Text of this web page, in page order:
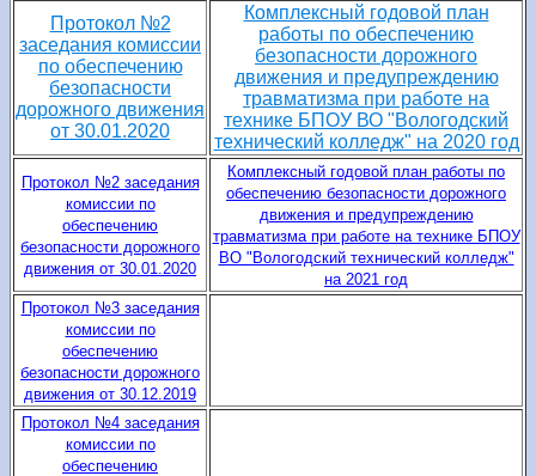
Протокол №2
заседания комиссии
по обеспечению
безопасности
дорожного движения
от 30.01.2020
Комплексный годовой план
работы по обеспечению
безопасности дорожного
движения и предупреждению
травматизма при работе на
технике БПОУ ВО "Вологодский
технический колледж" на 2020 год
Протокол №2 заседания
комиссии по
обеспечению
безопасности дорожного
движения от 30.01.2020
Комплексный годовой план работы по
обеспечению безопасности дорожного
движения и предупреждению
травматизма при работе на технике БПОУ
ВО "Вологодский технический колледж"
на 2021 год
Протокол №3 заседания
комиссии по
обеспечению
безопасности дорожного
движения от 30.12.2019
Протокол №4 заседания
комиссии по
обеспечению